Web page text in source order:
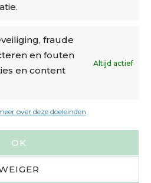
fraude
en fouten
en content
Altijd actief
over deze doeleinden
OK